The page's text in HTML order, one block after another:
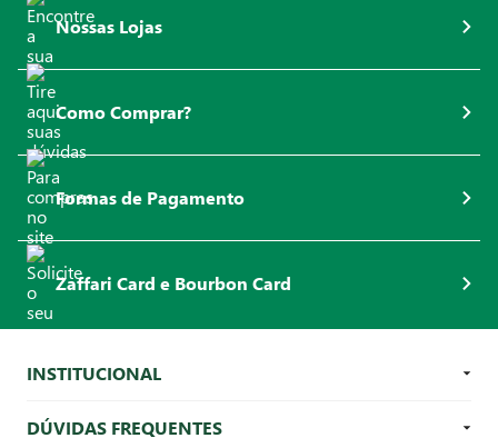
Nossas Lojas
Como Comprar?
Formas de Pagamento
Zaffari Card e Bourbon Card
INSTITUCIONAL
DÚVIDAS FREQUENTES